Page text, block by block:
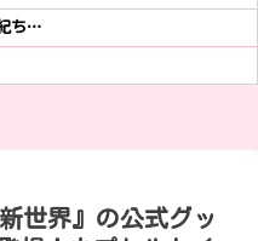
ち…
新世界』の公式グッ